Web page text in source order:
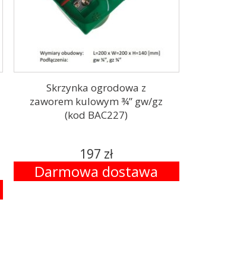
Skrzynka ogrodowa z
zaworem kulowym ¾” gw/gz
(kod BAC227)
197 zł
Darmowa dostawa